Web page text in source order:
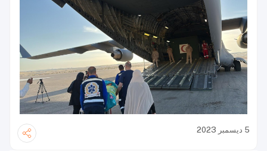
5 ديسمبر 2023